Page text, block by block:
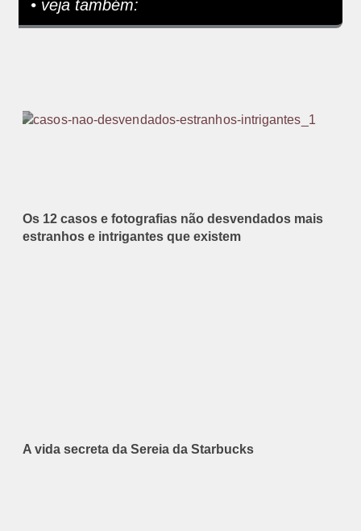
• veja também:
Os 12 casos e fotografias não desvendados mais
estranhos e intrigantes que existem
A vida secreta da Sereia da Starbucks